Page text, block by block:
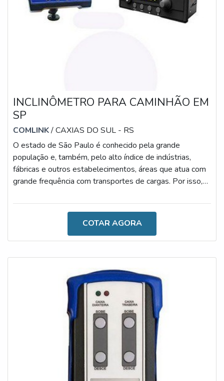
INCLINÔMETRO PARA CAMINHÃO EM
SP
COMLINK/ CAXIAS DO SUL - RS
O estado de São Paulo é conhecido pela grande
população e, também, pelo alto índice de indústrias,
fábricas e outros estabelecimentos, áreas que atua com
grande frequência com transportes de cargas. Por isso,
alternativa muito vantajosa. A IMPORTÂNCIA DA
fábricas e demais setores atuam com caminhões de
diferentes modelos, principalmente para a realização das
COTAR AGORA